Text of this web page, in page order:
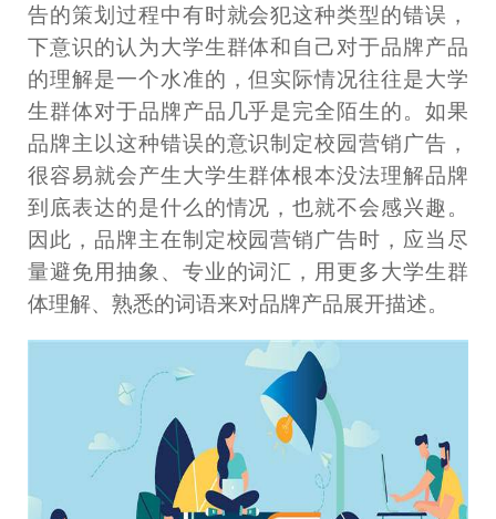
告的策划过程中有时就会犯这种类型的错误，
下意识的认为大学生群体和自己对于品牌产品
的理解是一个水准的，但实际情况往往是大学
生群体对于品牌产品几乎是完全陌生的。如果
品牌主以这种错误的意识制定校园营销广告，
很容易就会产生大学生群体根本没法理解品牌
到底表达的是什么的情况，也就不会感兴趣。
因此，品牌主在制定校园营销广告时，应当尽
量避免用抽象、专业的词汇，用更多大学生群
体理解、熟悉的词语来对品牌产品展开描述。